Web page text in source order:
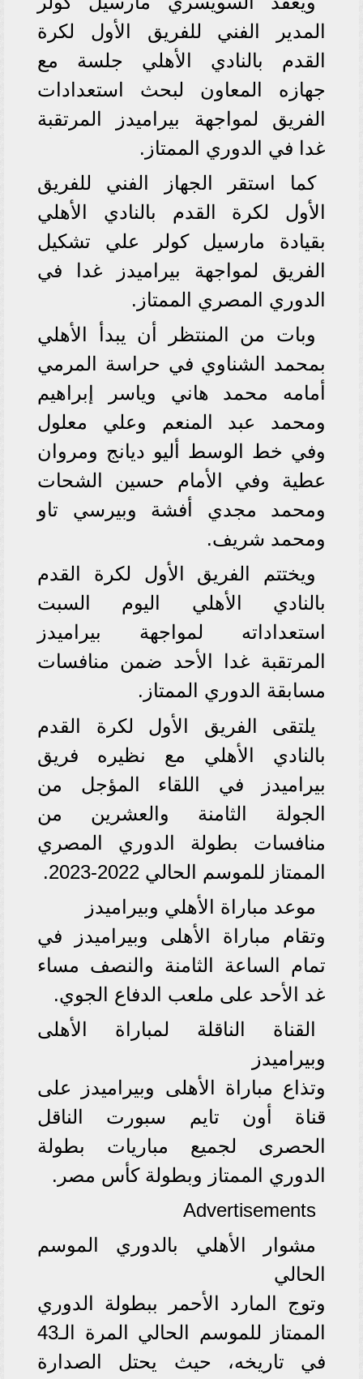
المدير الفني للفريق الأول لكرة
القدم بالنادي الأهلي جلسة مع
جهازه المعاون لبحث استعدادات
الفريق لمواجهة بيراميدز المرتقبة
غدا في الدوري الممتاز.
كما استقر الجهاز الفني للفريق
الأول لكرة القدم بالنادي الأهلي
بقيادة مارسيل كولر علي تشكيل
الفريق لمواجهة بيراميدز غدا في
الدوري المصري الممتاز.
وبات من المنتظر أن يبدأ الأهلي
بمحمد الشناوي في حراسة المرمي
أمامه محمد هاني وياسر إبراهيم
ومحمد عبد المنعم وعلي معلول
وفي خط الوسط أليو ديانج ومروان
عطية وفي الأمام حسين الشحات
ومحمد مجدي أفشة وبيرسي تاو
ومحمد شريف.
ويختتم الفريق الأول لكرة القدم
بالنادي الأهلي اليوم السبت
استعداداته لمواجهة بيراميدز
المرتقبة غدا الأحد ضمن منافسات
مسابقة الدوري الممتاز.
يلتقى الفريق الأول لكرة القدم
بالنادي الأهلي مع نظيره فريق
بيراميدز في اللقاء المؤجل من
الجولة الثامنة والعشرين من
منافسات بطولة الدوري المصري
الممتاز للموسم الحالي 2022-2023.
موعد مباراة الأهلي وبيراميدز
وتقام مباراة الأهلى وبيراميدز في
تمام الساعة الثامنة والنصف مساء
غد الأحد على ملعب الدفاع الجوي.
القناة الناقلة لمباراة الأهلى
وبيراميدز
وتذاع مباراة الأهلى وبيراميدز على
قناة أون تايم سبورت الناقل
الحصرى لجميع مباريات بطولة
الدوري الممتاز وبطولة كأس مصر.
Advertisements
مشوار الأهلي بالدوري الموسم
الحالي
وتوج المارد الأحمر ببطولة الدوري
الممتاز للموسم الحالي المرة الـ43
في تاريخه، حيث يحتل الصدارة